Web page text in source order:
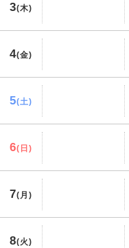
3(木)
4(金)
5(土)
6(日)
7(月)
8(火)